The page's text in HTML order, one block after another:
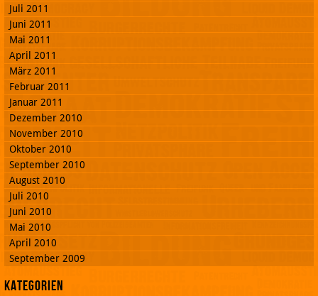
Juli 2011
Juni 2011
Mai 2011
April 2011
März 2011
Februar 2011
Januar 2011
Dezember 2010
November 2010
Oktober 2010
September 2010
August 2010
Juli 2010
Juni 2010
Mai 2010
April 2010
September 2009
Kategorien